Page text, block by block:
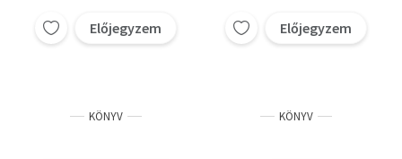
Előjegyzem Előjegyzem
KÖNYV KÖNYV